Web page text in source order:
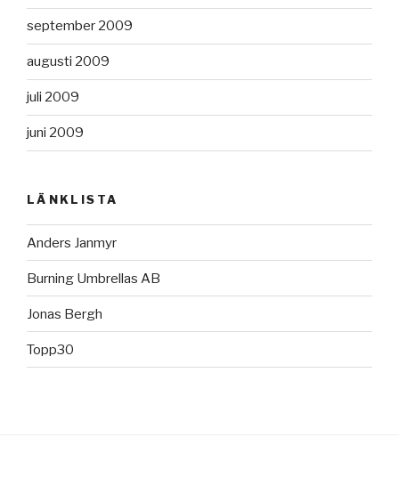
september 2009
augusti 2009
juli 2009
juni 2009
LÄNKLISTA
Anders Janmyr
Burning Umbrellas AB
Jonas Bergh
Topp30